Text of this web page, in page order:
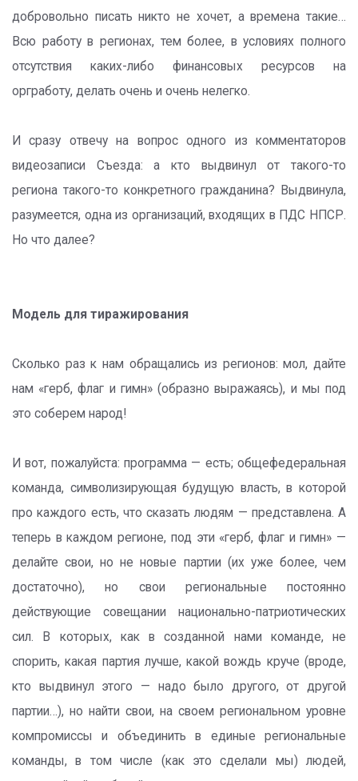
добровольно писать никто не хочет, а времена такие…
Всю работу в регионах, тем более, в условиях полного
отсутствия каких-либо финансовых ресурсов на
оргработу, делать очень и очень нелегко.
И сразу отвечу на вопрос одного из комментаторов
видеозаписи Съезда: а кто выдвинул от такого-то
региона такого-то конкретного гражданина? Выдвинула,
разумеется, одна из организаций, входящих в ПДС НПСР.
Но что далее?
Модель для тиражирования
Сколько раз к нам обращались из регионов: мол, дайте
нам «герб, флаг и гимн» (образно выражаясь), и мы под
это соберем народ!
И вот, пожалуйста: программа — есть; общефедеральная
команда, символизирующая будущую власть, в которой
про каждого есть, что сказать людям — представлена. А
теперь в каждом регионе, под эти «герб, флаг и гимн» —
делайте свои, но не новые партии (их уже более, чем
достаточно), но свои региональные постоянно
действующие совещании национально-патриотических
сил. В которых, как в созданной нами команде, не
спорить, какая партия лучше, какой вождь круче (вроде,
кто выдвинул этого — надо было другого, от другой
партии…), но найти свои, на своем региональном уровне
компромиссы и объединить в единые региональные
команды, в том числе (как это сделали мы) людей,